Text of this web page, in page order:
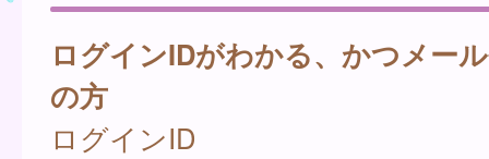
ログインIDがわかる、かつメー
の方
ログインID